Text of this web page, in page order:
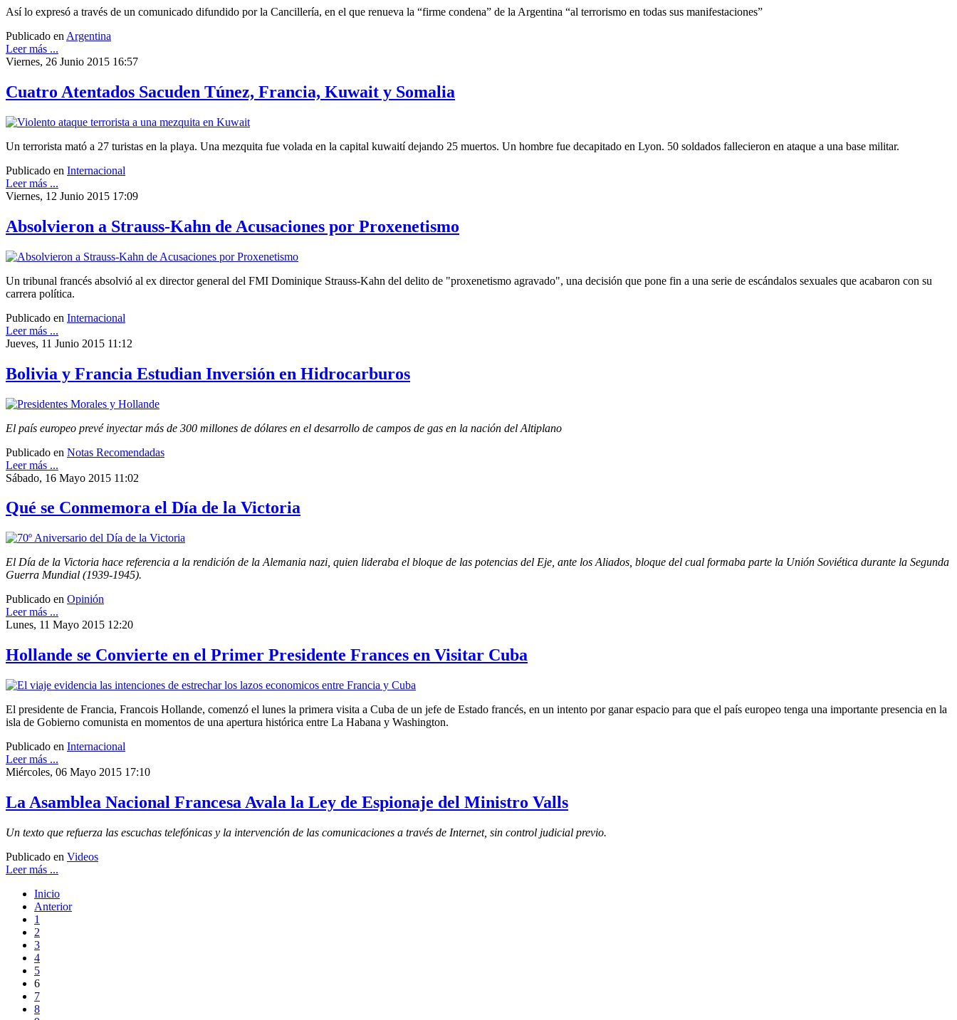
Así lo expresó a través de un comunicado difundido por la Cancillería, en el que renueva la “firme condena” de la Argentina “al terrorismo en todas sus manifestaciones”
Publicado en Argentina
Leer más ...
Viernes, 26 Junio 2015 16:57
Cuatro Atentados Sacuden Túnez, Francia, Kuwait y Somalia
Un terrorista mató a 27 turistas en la playa. Una mezquita fue volada en la capital kuwaití dejando 25 muertos. Un hombre fue decapitado en Lyon. 50 soldados fallecieron en ataque a una base militar.
Publicado en Internacional
Leer más ...
Viernes, 12 Junio 2015 17:09
Absolvieron a Strauss-Kahn de Acusaciones por Proxenetismo
Un tribunal francés absolvió al ex director general del FMI Dominique Strauss-Kahn del delito de "proxenetismo agravado", una decisión que pone fin a una serie de escándalos sexuales que acabaron con su
carrera política.
Publicado en Internacional
Leer más ...
Jueves, 11 Junio 2015 11:12
Bolivia y Francia Estudian Inversión en Hidrocarburos
El país europeo prevé inyectar más de 300 millones de dólares en el desarrollo de campos de gas en la nación del Altiplano
Publicado en Notas Recomendadas
Leer más ...
Sábado, 16 Mayo 2015 11:02
Qué se Conmemora el Día de la Victoria
El Día de la Victoria hace referencia a la rendición de la Alemania nazi, quien lideraba el bloque de las potencias del Eje, ante los Aliados, bloque del cual formaba parte la Unión Soviética durante la Segunda
Guerra Mundial (1939-1945).
Publicado en Opinión
Leer más ...
Lunes, 11 Mayo 2015 12:20
Hollande se Convierte en el Primer Presidente Frances en Visitar Cuba
El presidente de Francia, Francois Hollande, comenzó el lunes la primera visita a Cuba de un jefe de Estado francés, en un intento por ganar espacio para que el país europeo tenga una importante presencia en la
isla de Gobierno comunista en momentos de una apertura histórica entre La Habana y Washington.
Publicado en Internacional
Leer más ...
Miércoles, 06 Mayo 2015 17:10
La Asamblea Nacional Francesa Avala la Ley de Espionaje del Ministro Valls
Un texto que refuerza las escuchas telefónicas y la intervención de las comunicaciones a través de Internet, sin control judicial previo.
Publicado en Videos
Leer más ...
Inicio
Anterior
1
2
3
4
5
6
7
8